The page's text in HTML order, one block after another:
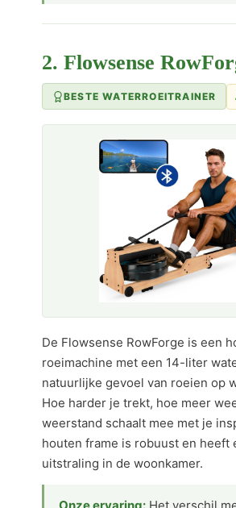
2. Flowsense
BESTE WATERROEITRAINER
De Flowsense RowForge is een
roeimachine met een 14-liter
natuurlijke gevoel van roeien op
Hoe harder je trekt, hoe meer
weerstand schaalt mee met je
houten frame is robuust en heeft
uitstraling in de woonkamer.